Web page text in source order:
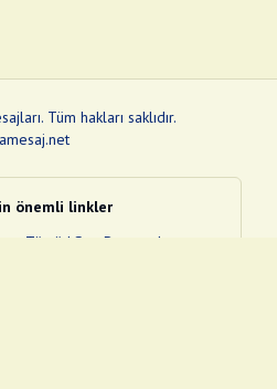
. Tüm hakları saklıdır.
önemli linkler
Tüvtürk Son Depremler